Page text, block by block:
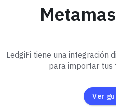
LedgiFi tiene una integración
para importar tus
Ver